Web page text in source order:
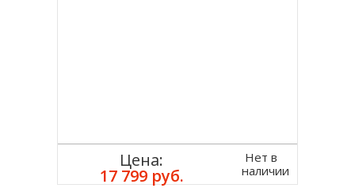
Цена:
17 799 руб.
Нет в
наличии